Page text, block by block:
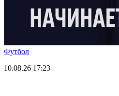
Футбол
10.08.26 17:23